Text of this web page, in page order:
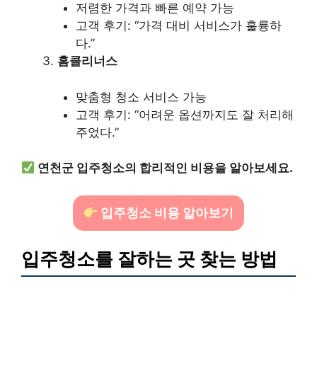
저렴한 가격과 빠른 예약 가능
고객 후기: “가격 대비 서비스가 훌륭하
다.”
홈클리너스
맞춤형 청소 서비스 가능
고객 후기: “어려운 옵션까지도 잘 처리해
주었다.”
연천군 입주청소의 합리적인 비용을 알아보세요.
입주청소 비용 알아보기
입주청소를 잘하는 곳 찾는 방법